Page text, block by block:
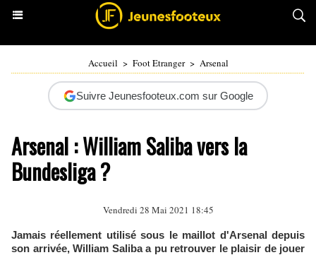
Accueil > Foot Etranger > Arsenal
Suivre Jeunesfooteux.com sur Google
Arsenal : William Saliba vers la
Bundesliga ?
Vendredi 28 Mai 2021 18:45
Jamais réellement utilisé sous le maillot d'Arsenal depuis
son arrivée, William Saliba a pu retrouver le plaisir de jouer